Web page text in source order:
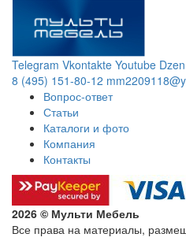
Telegram Vkontakte Youtube Dzen
8 (495) 151-80-12
Вопрос-ответ
Статьи
Каталоги и фото
Компания
Контакты
2026 © Мульти Мебель
Все права на материалы,